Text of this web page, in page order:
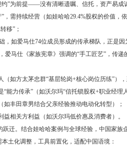
”为前提——没有清晰遗嘱、信托，资产易成
需持续经营（如娃哈哈29.4%股权的价值，
移”；
如爱马仕74位成员形成的传承梯队，正是
马仕《家族宪章》强调的“手工匠艺”，传递
如方太茅忠群“基层轮岗+核心岗位历练”）
能力传承”（如沃尔玛“信托锁股权+职业经理
丰田章男结合父亲经验推动电动化转型）；
相关方利益（如沃尔玛低价惠及消费者）。
迁。结合娃哈哈案例与全球经验，中国家族
土化调整，工具前置化，适配中国语境：